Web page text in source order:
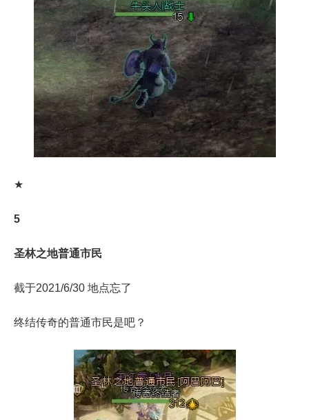
★
5
圣林之地普通市民
截于2021/6/30 地点忘了
终结传奇的普通市民是吧？